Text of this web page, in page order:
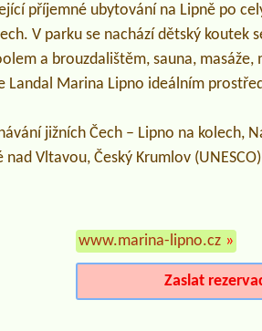
příjemné ubytování na Lipně po
V parku se nachází dětský koutek
a brouzdalištěm, sauna, masáže,
Landal Marina Lipno ideálním
jižních Čech – Lipno na kolech,
Vltavou, Český Krumlov
www.marina-lipno.cz »
Zaslat